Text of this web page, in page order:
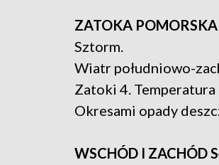
ZATOKA POMORSKA
Sztorm.
Wiatr południowo-
Zatoki 4.
Okresami opady
WSCHÓD I ZACHÓD